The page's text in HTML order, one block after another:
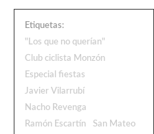
Etiquetas:
"Los que no querían"
Club ciclista Monzón
Especial fiestas
Javier Vilarrubí
Nacho Revenga
Ramón Escartín
San Mateo